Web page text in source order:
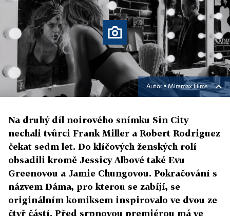
Autor ▪Miramax Films
Na druhý díl noirového snímku Sin City
nechali tvůrci Frank Miller a Robert Rodriguez
čekat sedm let. Do klíčových ženských rolí
obsadili kromě Jessicy Albové také Evu
Greenovou a Jamie Chungovou. Pokračování s
názvem Dáma, pro kterou se zabíjí, se
originálním komiksem inspirovalo ve dvou ze
čtyř částí. Před srpnovou premiérou má ve